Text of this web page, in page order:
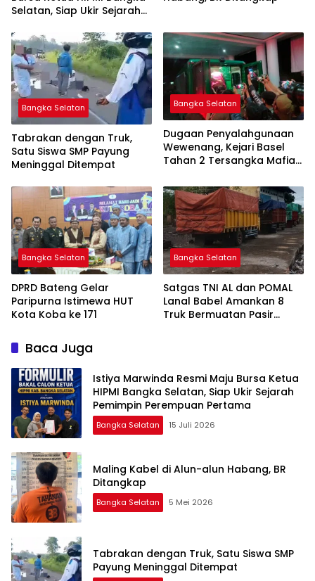
Selatan, Siap Ukir Sejarah
Pertama
Bangka Selatan
Tabrakan dengan Truk,
Satu Siswa SMP Payung
Meninggal Ditempat
Bangka Selatan
Dugaan Penyalahgunaan
Wewenang, Kejari Basel
Tahan 2 Tersangka Mafia
Bangka Selatan
DPRD Bateng Gelar
Paripurna Istimewa HUT
Kota Koba ke 171
Bangka Selatan
Satgas TNI AL dan POMAL
Lanal Babel Amankan 8
Truk Bermuatan Pasir
Baca Juga
Istiya Marwinda Resmi Maju Bursa Ketua
HIPMI Bangka Selatan, Siap Ukir Sejarah
Pemimpin Perempuan Pertama
Bangka Selatan 15 Juli 2026
Maling Kabel di Alun-alun Habang, BR
Ditangkap
Bangka Selatan 5 Mei 2026
Tabrakan dengan Truk, Satu Siswa SMP
Payung Meninggal Ditempat